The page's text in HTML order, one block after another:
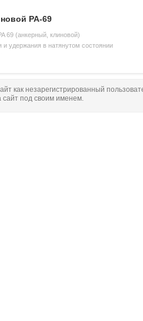
PA-69
69 (анкерный, клиновой)
и удержания в натянутом состоянии
как незарегистрированный
сайт под своим именем.